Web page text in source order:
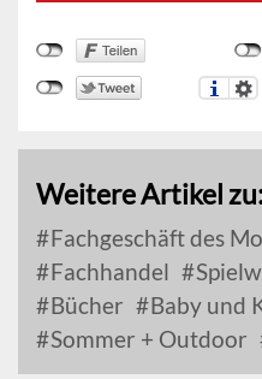
Weitere Artikel
Fachgeschäft des
Fachhandel
Bücher
Baby und
Sommer + Outdoor